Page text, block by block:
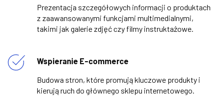
Prezentacja szczegółowych informacji o produktach
z zaawansowanymi funkcjami multimedialnymi,
takimi jak galerie zdjęć czy filmy instruktażowe.
Wspieranie E-commerce
Budowa stron, które promują kluczowe produkty i
kierują ruch do głównego sklepu internetowego.